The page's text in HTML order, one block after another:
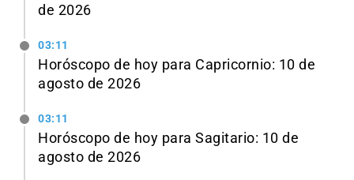
de 2026
03:11
Horóscopo de hoy para Capricornio: 10 de
agosto de 2026
03:11
Horóscopo de hoy para Sagitario: 10 de
agosto de 2026